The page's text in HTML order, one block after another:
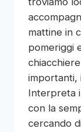
mattine in
pomeriggi
importanti,
Interpreta
con la
cercando